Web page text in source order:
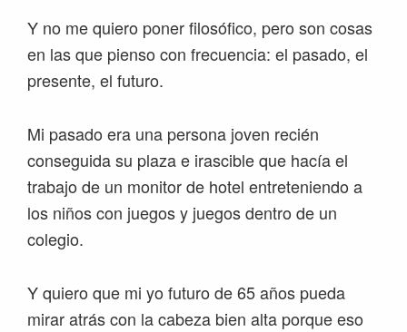
Y no me quiero poner filosófico, pero son cosas
en las que pienso con frecuencia: el pasado, el
presente, el futuro.
Mi pasado era una persona joven recién
conseguida su plaza e irascible que hacía el
trabajo de un monitor de hotel entreteniendo a
los niños con juegos y juegos dentro de un
colegio.
Y quiero que mi yo futuro de 65 años pueda
mirar atrás con la cabeza bien alta porque eso